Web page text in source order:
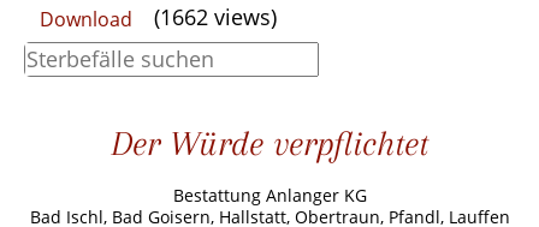
Download (1662 views)
Der Würde verpflichtet
Bestattung Anlanger KG
Bad Ischl, Bad Goisern, Hallstatt, Obertraun, Pfandl, Lauffen